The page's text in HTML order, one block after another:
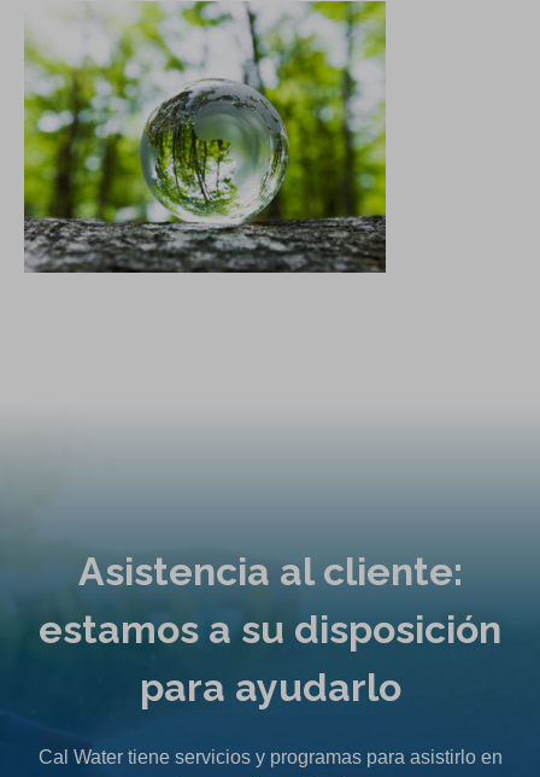
Asistencia al cliente:
estamos a su disposición
para ayudarlo
Cal Water tiene servicios y programas para asistirlo en